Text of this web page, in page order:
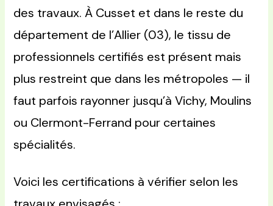
des travaux. À Cusset et dans le reste du
département de l’Allier (03), le tissu de
professionnels certifiés est présent mais
plus restreint que dans les métropoles — il
faut parfois rayonner jusqu’à Vichy, Moulins
ou Clermont-Ferrand pour certaines
spécialités.
Voici les certifications à vérifier selon les